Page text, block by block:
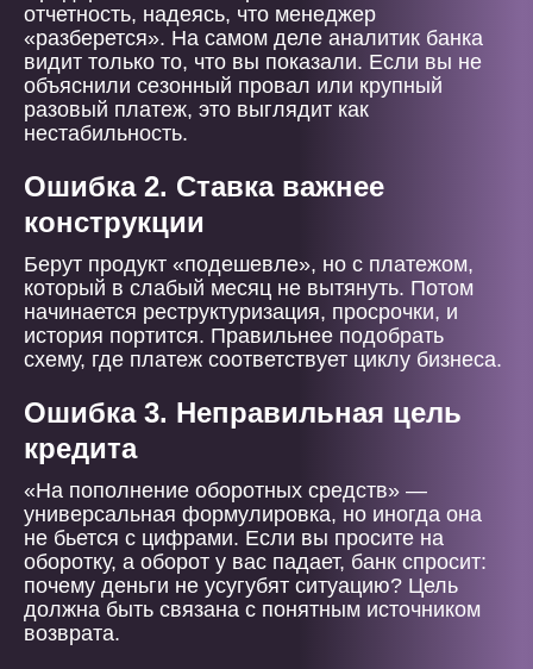
отчетность, надеясь, что менеджер
«разберется». На самом деле аналитик банка
видит только то, что вы показали. Если вы не
объяснили сезонный провал или крупный
разовый платеж, это выглядит как
нестабильность.
Ошибка 2. Ставка важнее
конструкции
Берут продукт «подешевле», но с платежом,
который в слабый месяц не вытянуть. Потом
начинается реструктуризация, просрочки, и
история портится. Правильнее подобрать
схему, где платеж соответствует циклу бизнеса.
Ошибка 3. Неправильная цель
кредита
«На пополнение оборотных средств» —
универсальная формулировка, но иногда она
не бьется с цифрами. Если вы просите на
оборотку, а оборот у вас падает, банк спросит:
почему деньги не усугубят ситуацию? Цель
должна быть связана с понятным источником
возврата.